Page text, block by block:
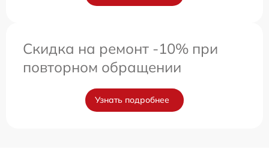
Скидка на ремонт -10% при
повторном обращении
Узнать подробнее